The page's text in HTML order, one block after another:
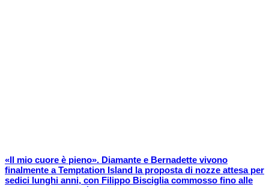
«Il mio cuore è pieno». Diamante e Bernadette vivono
finalmente a Temptation Island la proposta di nozze attesa per
sedici lunghi anni, con Filippo Bisciglia commosso fino alle